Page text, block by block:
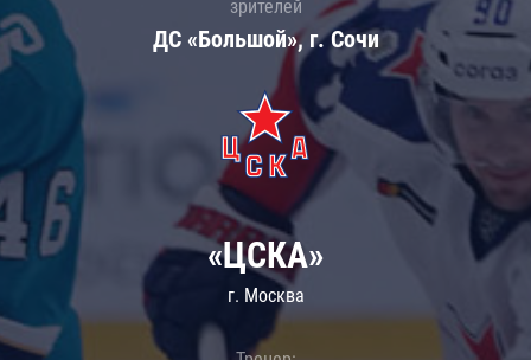
зрителей
ДС «Большой», г. Сочи
«ЦСКА»
г. Москва